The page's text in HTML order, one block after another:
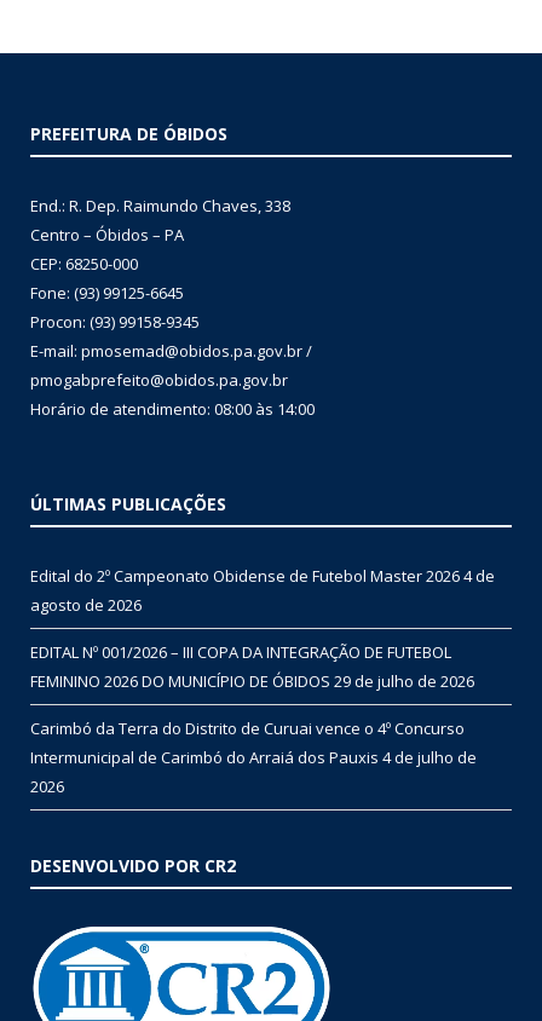
PREFEITURA DE ÓBIDOS
End.: R. Dep. Raimundo Chaves, 338
Centro – Óbidos – PA
CEP: 68250-000
Fone: (93) 99125-6645
Procon: (93) 99158-9345
E-mail: pmosemad@obidos.pa.gov.br /
pmogabprefeito@obidos.pa.gov.br
Horário de atendimento: 08:00 às 14:00
ÚLTIMAS PUBLICAÇÕES
Edital do 2º Campeonato Obidense de Futebol Master 20264 de
agosto de 2026
EDITAL Nº 001/2026 – III COPA DA INTEGRAÇÃO DE FUTEBOL
FEMININO 2026 DO MUNICÍPIO DE ÓBIDOS 29 de julho de 2026
Carimbó da Terra do Distrito de Curuai vence o 4º Concurso
Intermunicipal de Carimbó do Arraiá dos Pauxis 4 de julho de
2026
DESENVOLVIDO POR CR2